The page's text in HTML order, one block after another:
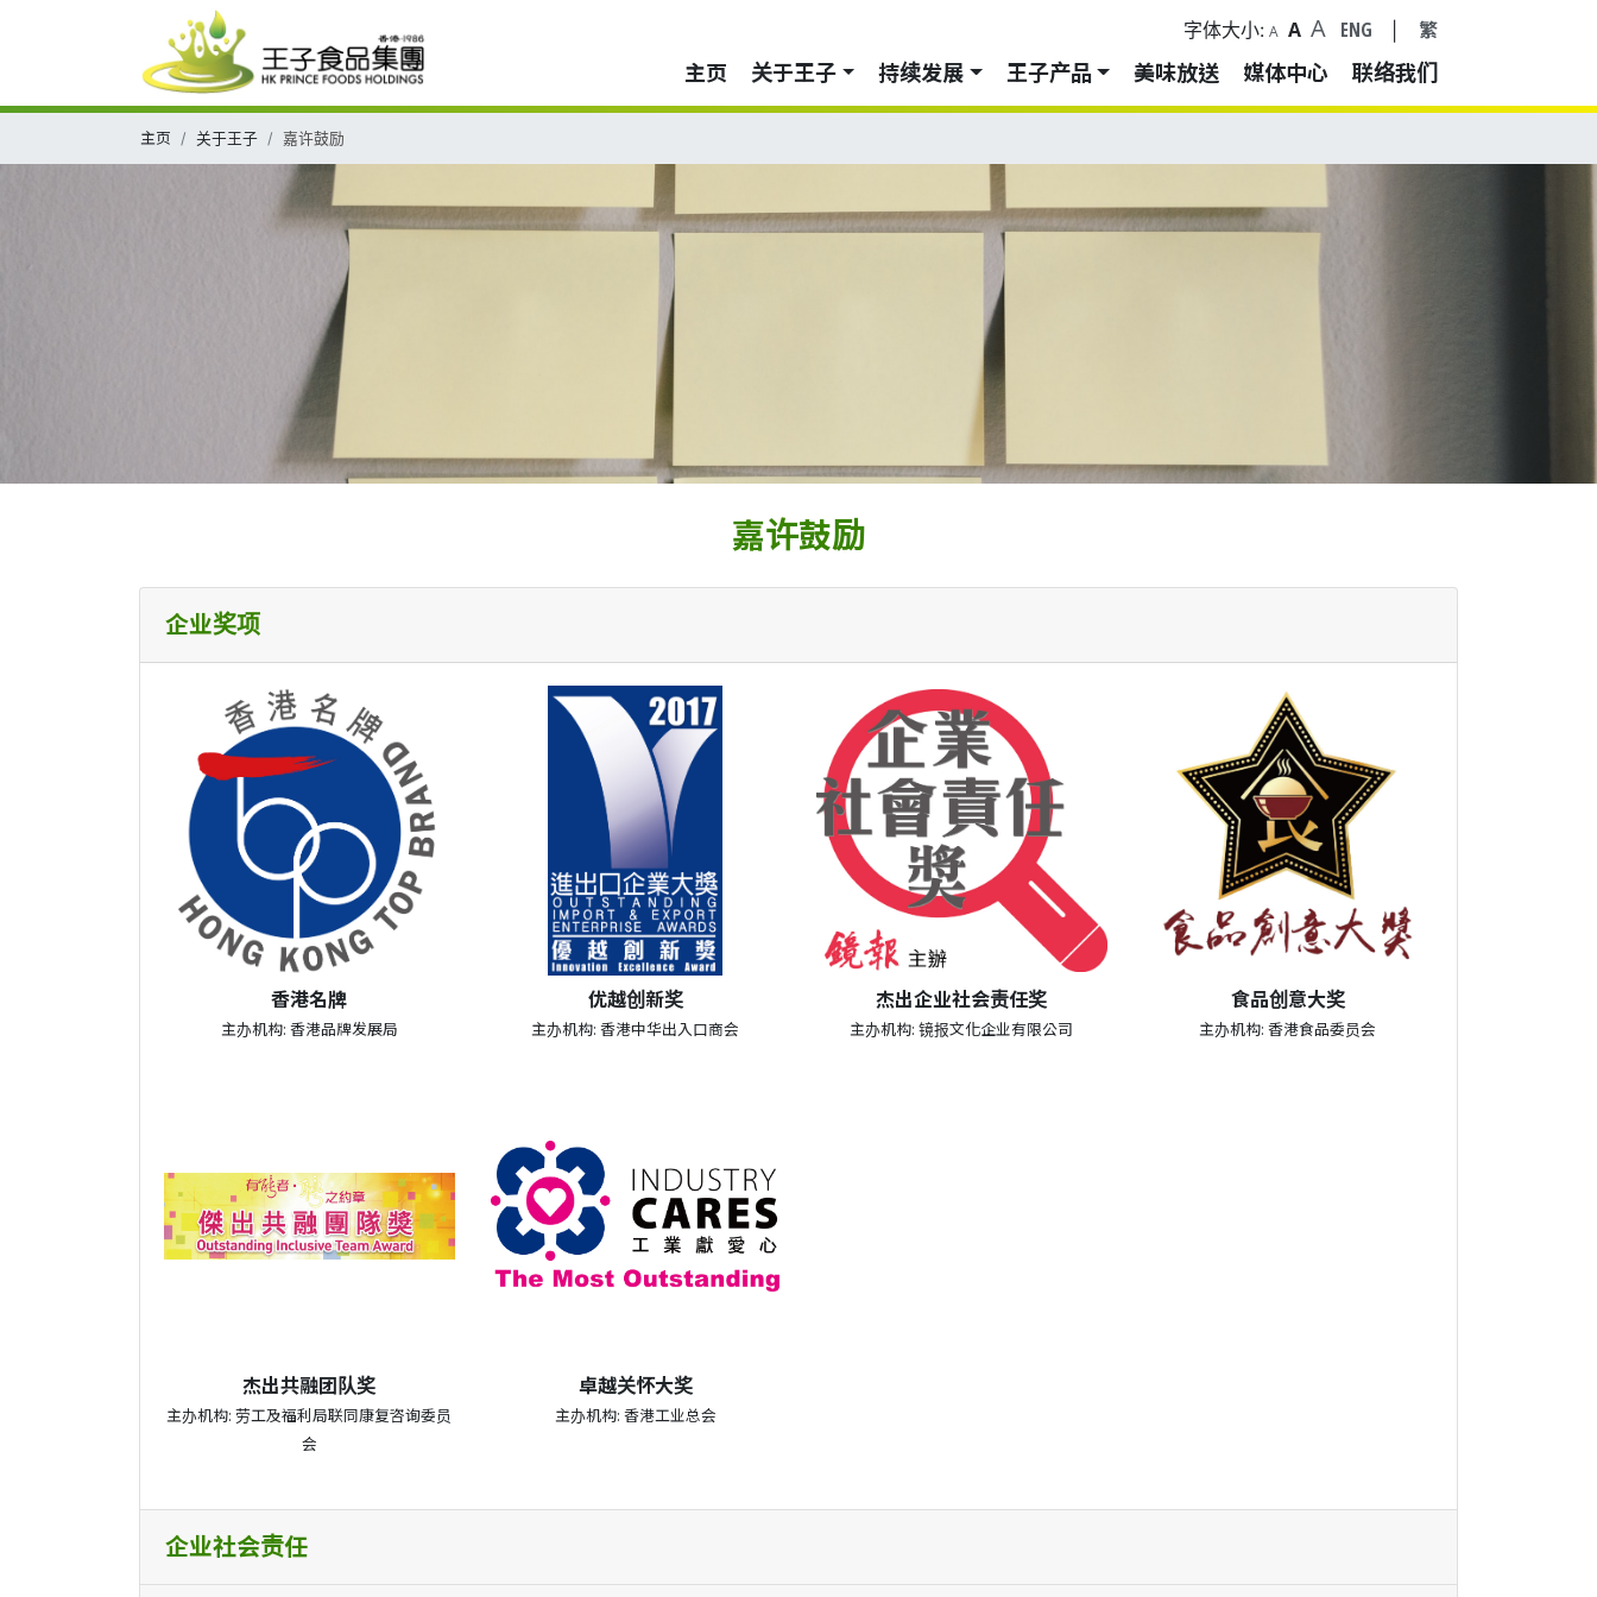
字体大小: A A A ENG 繁
主页 关于王子 持续发展 王子产品 美味放送 媒体中心 联络我们
主页 关于王子 嘉许鼓励
嘉许鼓励
企业奖项
香港名牌
主办机构: 香港品牌发展局
优越创新奖
主办机构: 香港中华出入口商会
杰出企业社会责任奖
主办机构: 镜报文化企业有限公司
食品创意大奖
主办机构: 香港食品委员会
杰出共融团队奖
主办机构: 劳工及福利局联同康复咨询委员
会
卓越关怀大奖
主办机构: 香港工业总会
企业社会责任